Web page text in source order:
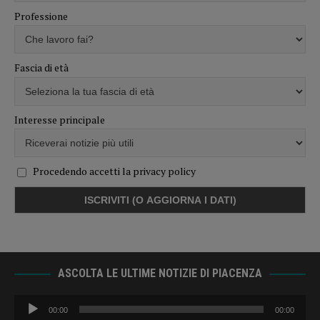
Professione
Fascia di età
Interesse principale
Procedendo accetti la privacy policy
ASCOLTA LE ULTIME NOTIZIE DI PIACENZA
Audio
Player
00:00 00:00